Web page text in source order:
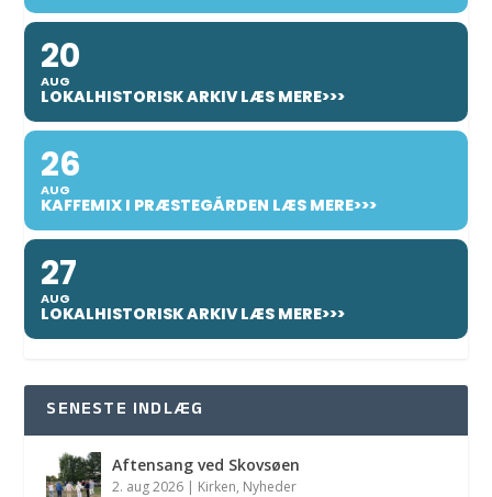
20
AUG
LOKALHISTORISK ARKIV LÆS MERE>>>
26
AUG
KAFFEMIX I PRÆSTEGÅRDEN LÆS MERE>>>
27
AUG
LOKALHISTORISK ARKIV LÆS MERE>>>
SENESTE INDLÆG
Aftensang ved Skovsøen
2. aug 2026 | Kirken, Nyheder